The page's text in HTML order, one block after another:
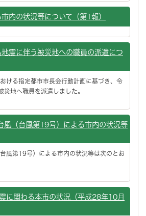
内の状況等について（第1報）
震に伴う被災地への職員の派遣につ
ける指定都市市長会行動計画に基づき、令
災地へ職員を派遣しました。
風（台風第19号）による市内の状況等
風第19号）による市内の状況等は次のとお
に関わる本市の状況（平成28年10月